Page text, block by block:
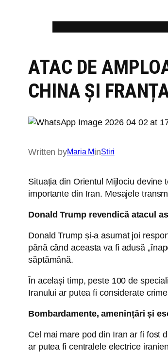
ATAC DE
CHINA ȘI
Written byMaria MinStiri
Situația din Orientul Mijlociu devine
importante din Iran. Mesajele
Donald Trump revendică atacul
Donald Trump și-a asumat joi
până când aceasta va fi adusă
săptămână.
În același timp, peste 100 de
Iranului ar putea fi considerate
Bombardamente, amenințări și
Cel mai mare pod din Iran ar fi fost
ar putea fi centralele electrice